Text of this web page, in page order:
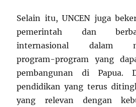
Selain itu, UNCEN juga
pemerintah dan
internasional dalam
program-program yang
pembangunan di Papua.
pendidikan yang terus
yang relevan dengan